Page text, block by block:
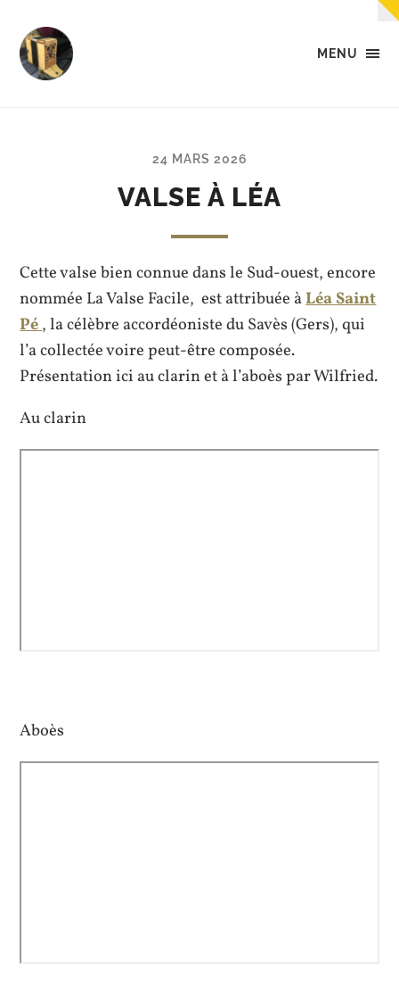
MENU
et...
dans
les
pieds.
24 MARS 2026
VALSE À LÉA
Cette valse bien connue dans le Sud-ouest, encore
nommée La Valse Facile, est attribuée àLéaSaint
Pé, la célèbre accordéoniste du Savès (Gers), qui
l’a collectée voire peut-être composée.
Présentation ici au clarin et à l’aboès par Wilfried.
Au clarin
Aboès